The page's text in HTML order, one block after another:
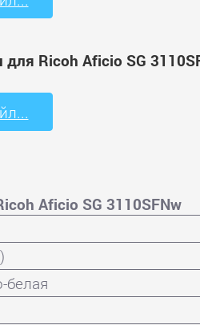
Ricoh Aficio SG
Aficio SG 3110SFNw
белая